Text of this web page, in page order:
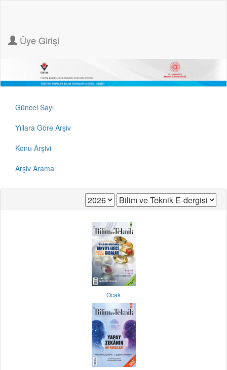
Üye Girişi
Güncel Sayı
Yıllara Göre Arşiv
Konu Arşivi
Arşiv Arama
Ocak